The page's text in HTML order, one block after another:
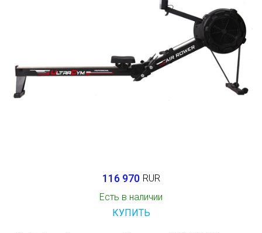
116 970 RUR
Есть в наличии
КУПИТЬ